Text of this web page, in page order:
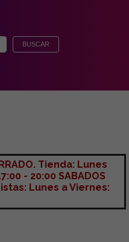
Tienda: Lunes
- 20:00 SABADOS
Lunes a Viernes: